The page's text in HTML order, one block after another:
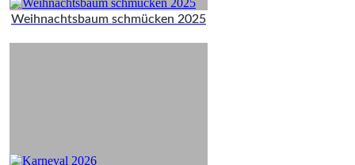
Weihnachtsbaum schmücken 2025